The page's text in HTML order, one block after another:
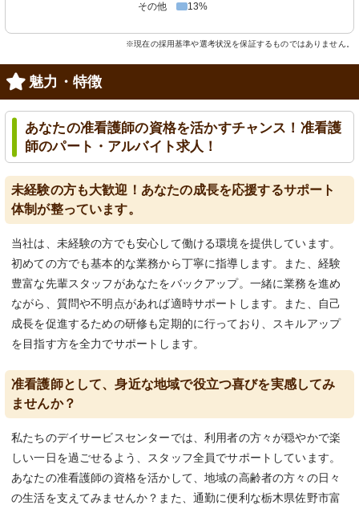
その他
13%
※現在の採用基準や選考状況を保証するものではありません。
魅力・特徴
あなたの准看護師の資格を活かすチャンス！准看護
師のパート・アルバイト求人！
未経験の方も大歓迎！あなたの成長を応援するサポート
体制が整っています。
当社は、未経験の方でも安心して働ける環境を提供しています。
初めての方でも基本的な業務から丁寧に指導します。また、経験
豊富な先輩スタッフがあなたをバックアップ。一緒に業務を進め
ながら、質問や不明点があれば適時サポートします。また、自己
成長を促進するための研修も定期的に行っており、スキルアップ
を目指す方を全力でサポートします。
准看護師として、身近な地域で役立つ喜びを実感してみ
ませんか？
私たちのデイサービスセンターでは、利用者の方々が穏やかで楽
しい一日を過ごせるよう、スタッフ全員でサポートしています。
あなたの准看護師の資格を活かして、地域の高齢者の方々の日々
の生活を支えてみませんか？また、通勤に便利な栃木県佐野市富